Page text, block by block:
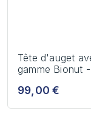
Tête d'auget
gamme Bionut
99,00 €